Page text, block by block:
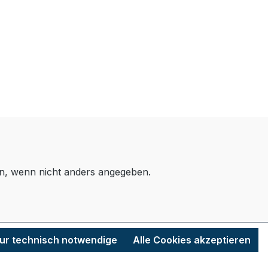
wenn nicht anders angegeben.
technisch notwendige Alle Cookies akzeptieren